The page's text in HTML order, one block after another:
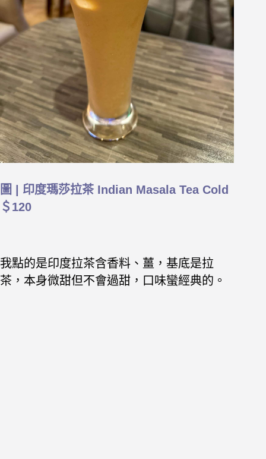
圖 | 印度瑪莎拉茶 Indian Masala Tea Cold
＄120
我點的是印度拉茶含香料、薑，基底是拉
茶，本身微甜但不會過甜，口味蠻經典的。